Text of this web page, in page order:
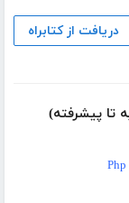
دریافت از کتابراه